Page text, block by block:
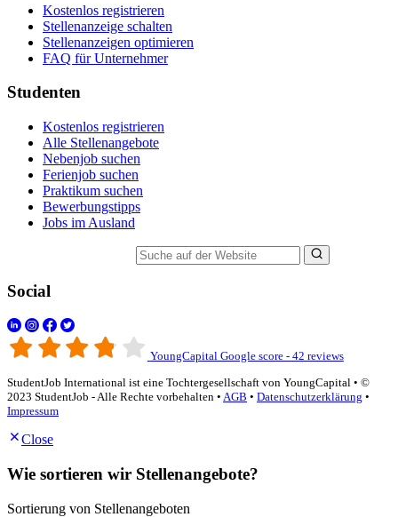
Kostenlos registrieren
Stellenanzeige schalten
Stellenanzeigen optimieren
FAQ für Unternehmer
Studenten
Kostenlos registrieren
Alle Stellenangebote
Nebenjob suchen
Ferienjob suchen
Praktikum suchen
Bewerbungstipps
Jobs im Ausland
Social
YoungCapital Google score - 42 reviews
StudentJob International ist eine Tochtergesellschaft von YoungCapital • ©
2023 StudentJob - Alle Rechte vorbehalten • AGB • Datenschutzerklärung •
Impressum
Close
Wie sortieren wir Stellenangebote?
Sortierung von Stellenangeboten